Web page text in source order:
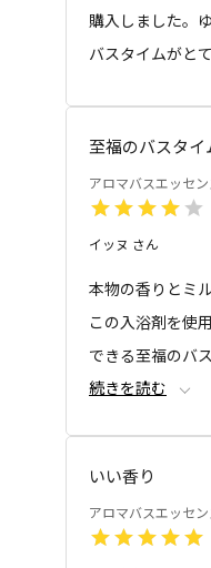
成分が肌
とり感を感じると
残り湯は
すぎは清水で行っ
げ剤との併用、つ
妊娠中に
ても大丈夫
な状態で
い。
購入しました。
バスタイムがと
至福のバスタイ
アロマバスエッセ
イッヌ さん
本物の香りとミ
この入浴剤を使
できる至福のバ
人工的に作られ
続きを読む
いい香り
アロマバスエッセ